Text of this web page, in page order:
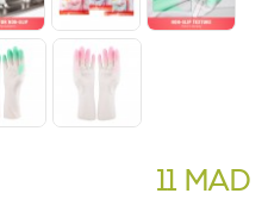
11 MAD